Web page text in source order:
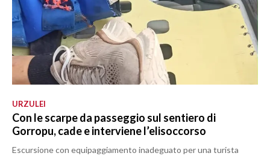
URZULEI
Con le scarpe da passeggio sul sentiero di
Gorropu, cade e interviene l’elisoccorso
Escursione con equipaggiamento inadeguato per una turista